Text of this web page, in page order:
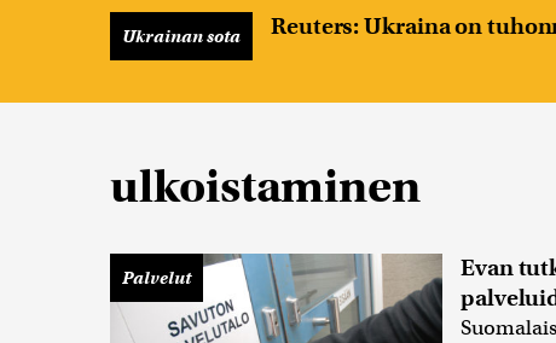
Ukrainan sota Reuters: Ukraina on
ulkoistaminen
Palvelut
Evan